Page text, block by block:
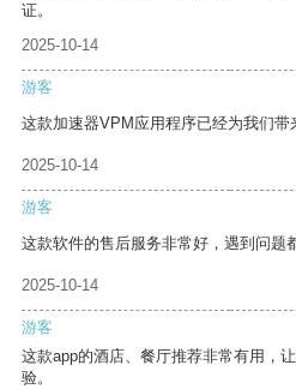
证。
2025-10-14
游客
这款加速器VPM应用程序已经为我们带
2025-10-14
游客
这款软件的售后服务非常好，遇到问题
2025-10-14
游客
这款app的酒店、餐厅推荐非常有用，
验。